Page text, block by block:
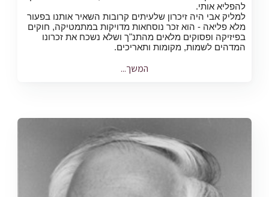
להפליא אותי.
למליק אבי היה זיכרון שלעיתים קרובות השאיר אותנו בפעור
מלא פליאה - הוא זכר נוסחאות מדויקות במתמטיקה, חוקים
בפיזיקה ופסוקים מלאים מהתנ"ך ושלא נשכח את זכרונו
המדהים לשמות, מקומות ותאריכים.
המשך...